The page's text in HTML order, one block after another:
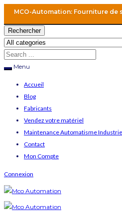
MCO-Automation: Fourniture
Rechercher
Menu
Accueil
Blog
Fabricants
Vendez votre matériel
Maintenance Automatisme
Contact
Mon Compte
Connexion